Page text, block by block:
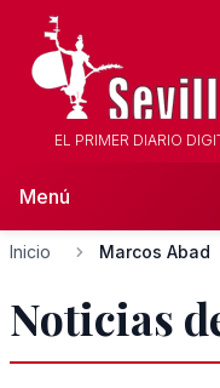
EL PRIMER DIARIO
Menú
Inicio Marcos Abad
Noticias